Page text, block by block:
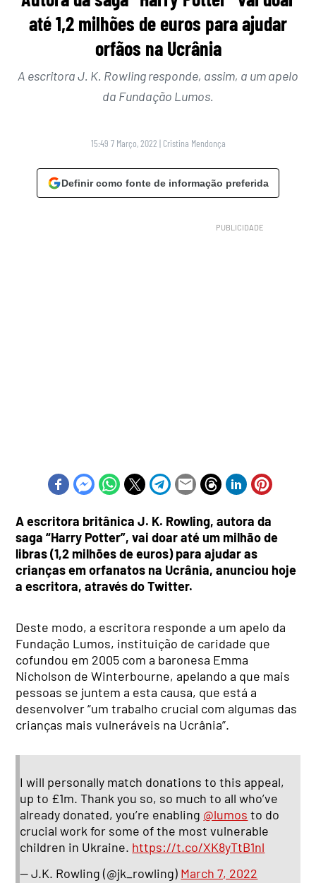
até 1,2 milhões de euros para ajudar
orfãos na Ucrânia
A escritora J. K. Rowling responde, assim, a um apelo
da Fundação Lumos.
15:49 7 Março, 2022 | Cristina Mendonça
Definir como fonte de informação preferida
A escritora britânica J. K. Rowling, autora da
saga “Harry Potter”, vai doar até um milhão de
libras (1,2 milhões de euros) para ajudar as
crianças em orfanatos na Ucrânia, anunciou hoje
a escritora, através do Twitter.
Deste modo, a escritora responde a um apelo da
Fundação Lumos, instituição de caridade que
cofundou em 2005 com a baronesa Emma
Nicholson de Winterbourne, apelando a que mais
pessoas se juntem a esta causa, que está a
desenvolver “um trabalho crucial com algumas das
crianças mais vulneráveis na Ucrânia”.
I will personally match donations to this appeal,
up to £1m. Thank you so, so much to all who’ve
already donated, you’re enabling @lumos to do
crucial work for some of the most vulnerable
children in Ukraine. https://t.co/XK8yTtB1nl
— J.K. Rowling (@jk_rowling) March 7, 2022